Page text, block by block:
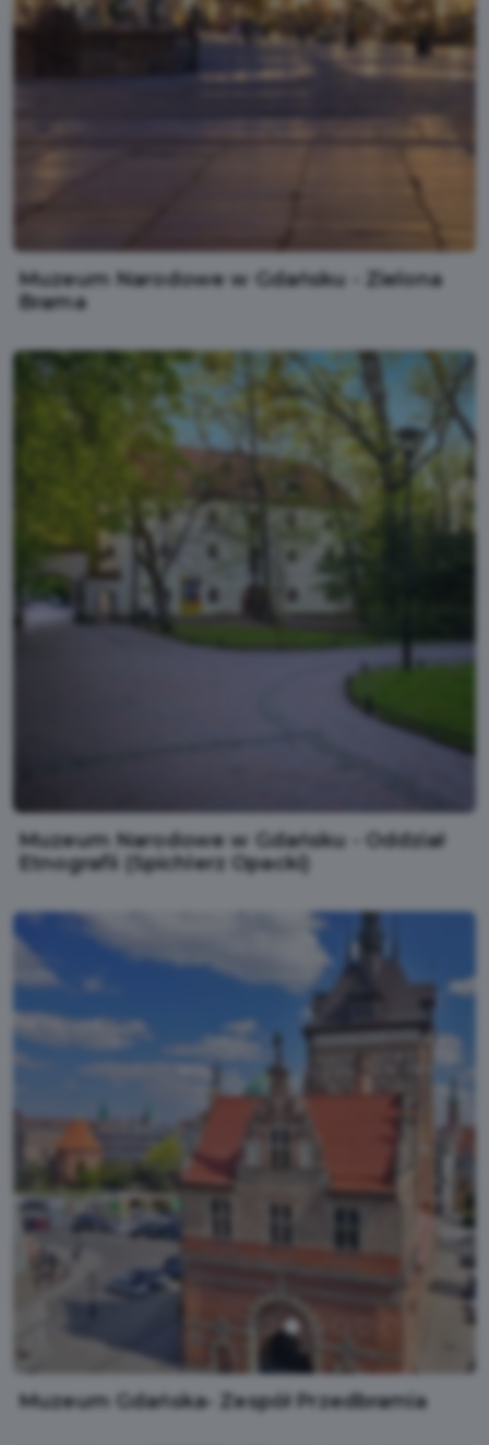
Muzeum Narodowe w Gdańsku - Zielona
Brama
Muzeum Narodowe w Gdańsku - Oddział
Etnografii (Spichlerz Opacki)
Muzeum Gdańska- Zespół Przedbramia